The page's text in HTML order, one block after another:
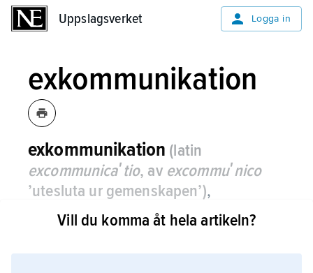
Uppslagsverket Logga in
exkommunikation
exkommunikation (latin
excommunicaʹtio, av excommuʹnico
’utesluta ur gemenskapen’),
uteslutning ur kyrkogemenskapen, se
.
Vill du komma åt hela artikeln?